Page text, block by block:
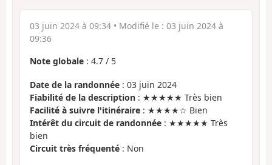
03 juin 2024 à 09:34 • Modifié le : 03 juin 2024 à
09:36
Note globale : 4.7 / 5
Date de la randonnée : 03 juin 2024
Fiabilité de la description : ★★★★★ Très bien
Facilité à suivre l'itinéraire : ★★★★☆ Bien
Intérêt du circuit de randonnée : ★★★★★ Très
bien
Circuit très fréquenté : Non